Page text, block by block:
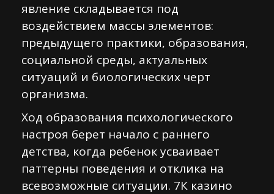
явление складывается под
воздействием массы элементов:
предыдущего практики, образования,
социальной среды, актуальных
ситуаций и биологических черт
организма.
Ход образования психологического
настроя берет начало с раннего
детства, когда ребенок усваивает
паттерны поведения и отклика на
всевозможные ситуации. 7К казино